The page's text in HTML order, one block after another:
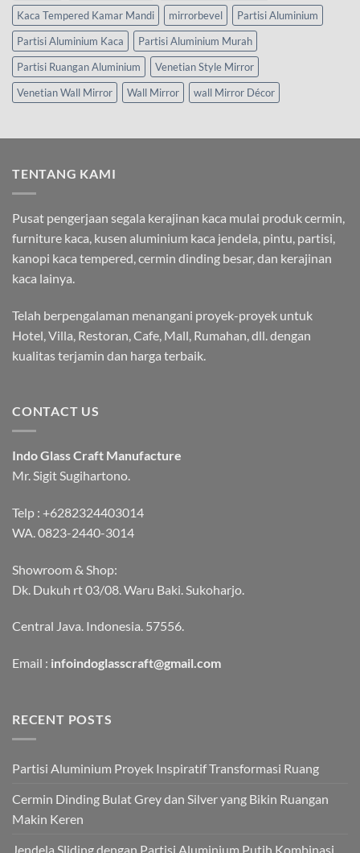
Kaca Tempered Kamar Mandi
mirrorbevel
Partisi Aluminium
Partisi Aluminium Kaca
Partisi Aluminium Murah
Partisi Ruangan Aluminium
Venetian Style Mirror
Venetian Wall Mirror
Wall Mirror wall Mirror Décor
TENTANG KAMI
Pusat pengerjaan segala kerajinan kaca mulai produk cermin,
furniture kaca, kusen aluminium kaca jendela, pintu, partisi,
kanopi kaca tempered, cermin dinding besar, dan kerajinan
kaca lainya.
Telah berpengalaman menangani proyek-proyek untuk
Hotel, Villa, Restoran, Cafe, Mall, Rumahan, dll. dengan
kualitas terjamin dan harga terbaik.
CONTACT US
Indo Glass Craft Manufacture
Mr. Sigit Sugihartono.
Telp : +6282324403014
WA. 0823-2440-3014
Showroom & Shop:
Dk. Dukuh rt 03/08. Waru Baki. Sukoharjo.
Central Java. Indonesia. 57556.
Email : infoindoglasscraft@gmail.com
RECENT POSTS
Partisi Aluminium Proyek Inspiratif Transformasi Ruang
Cermin Dinding Bulat Grey dan Silver yang Bikin Ruangan
Makin Keren
Jendela Sliding dengan Partisi Aluminium Putih Kombinasi